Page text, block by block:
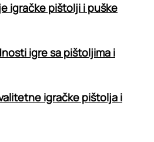
igračke pištolji i puške
igre sa pištoljima i
igračke pištolja i